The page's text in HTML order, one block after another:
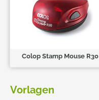
Colop Stamp Mouse R30
Vorlagen